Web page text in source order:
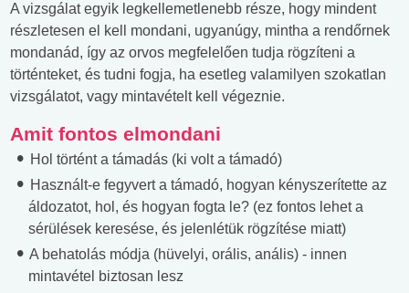
A vizsgálat egyik legkellemetlenebb része, hogy mindent
részletesen el kell mondani, ugyanúgy, mintha a rendőrnek
mondanád, így az orvos megfelelően tudja rögzíteni a
történteket, és tudni fogja, ha esetleg valamilyen szokatlan
vizsgálatot, vagy mintavételt kell végeznie.
Amit fontos elmondani
Hol történt a támadás (ki volt a támadó)
Használt-e fegyvert a támadó, hogyan kényszerítette az
áldozatot, hol, és hogyan fogta le? (ez fontos lehet a
sérülések keresése, és jelenlétük rögzítése miatt)
A behatolás módja (hüvelyi, orális, anális) - innen
mintavétel biztosan lesz